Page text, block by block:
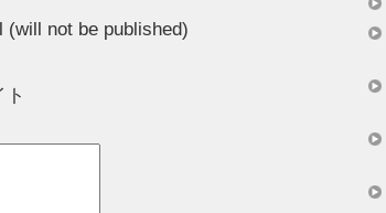
(will not be published)
ト